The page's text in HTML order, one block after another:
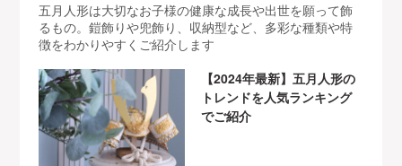
五月人形は大切なお子様の健康な成長や出世を願って飾
るもの。鎧飾りや兜飾り、収納型など、多彩な種類や特
徴をわかりやすくご紹介します
【2024年最新】五月人形の
トレンドを人気ランキング
でご紹介